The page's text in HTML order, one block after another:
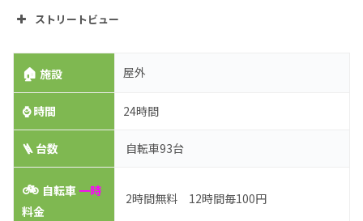
ストリートビュー
🏠施設 屋外
⌚時間 24時間
🪜 台数 自転車93台
🚲 自転車 一時
料金
2時間無料 12時間毎100円